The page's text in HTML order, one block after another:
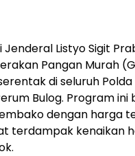
Listyo Sigit
Pangan Murah
di seluruh
Bulog. Program ini
dengan harga
terdampak kenaikan